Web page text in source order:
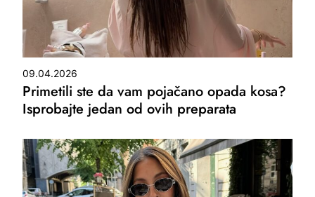
09.04.2026
Primetili ste da vam pojačano opada kosa?
Isprobajte jedan od ovih preparata